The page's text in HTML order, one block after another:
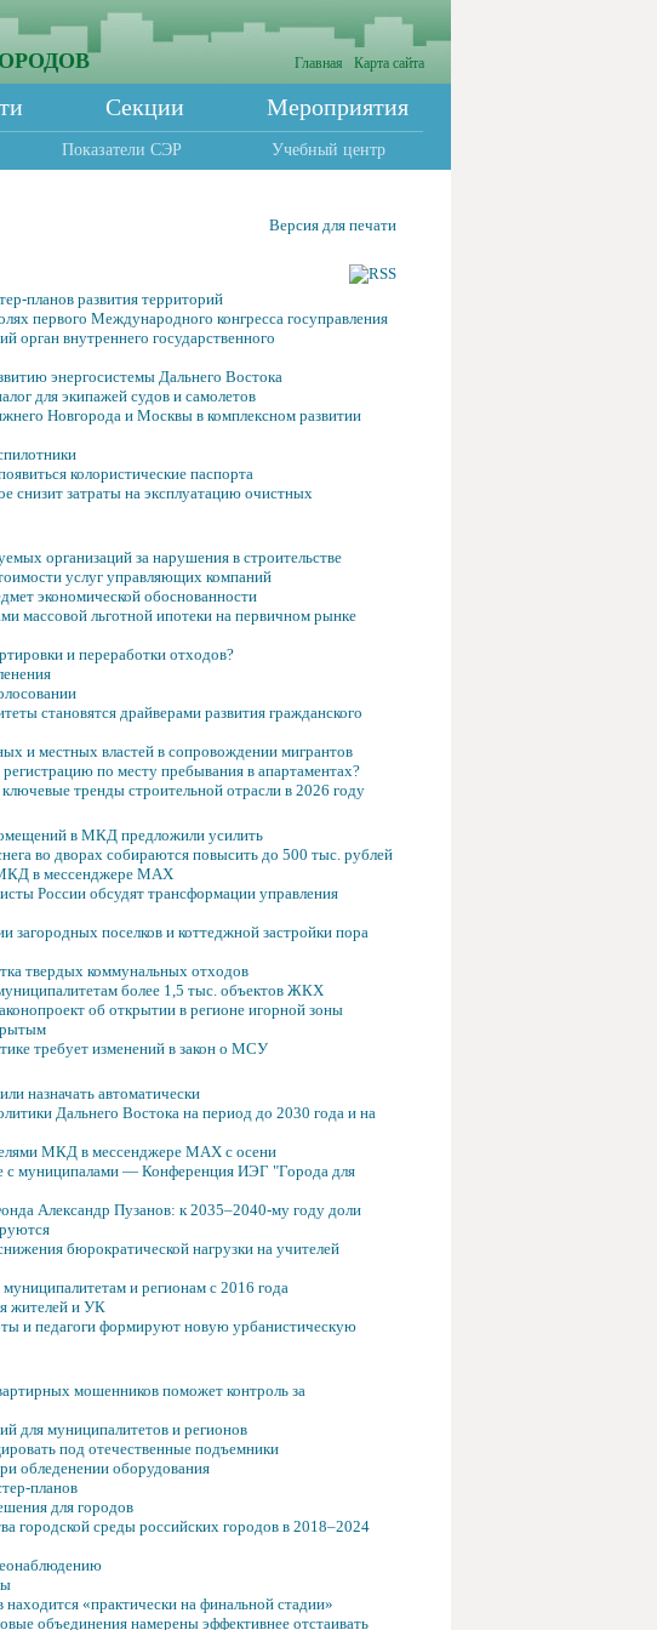
Главная Карта сайта
Секции Мероприятия
Показатели СЭР Учебный центр
Версия для печати
планов развития территорий
первого Международного конгресса госуправления
внутреннего государственного
энергосистемы Дальнего Востока
для экипажей судов и самолетов
Новгорода и Москвы в комплексном развитии
колористические паспорта
снизит затраты на эксплуатацию очистных
организаций за нарушения в строительстве
услуг управляющих компаний
экономической обоснованности
массовой льготной ипотеки на первичном рынке
и переработки отходов?
становятся драйверами развития гражданского
и местных властей в сопровождении мигрантов
по месту пребывания в апартаментах?
тренды строительной отрасли в 2026 году
в МКД предложили усилить
во дворах собираются повысить до 500 тыс. рублей
в мессенджере МАХ
России обсудят трансформации управления
поселков и коттеджной застройки пора
твердых коммунальных отходов
более 1,5 тыс. объектов ЖКХ
об открытии в регионе игорной зоны
требует изменений в закон о МСУ
назначать автоматически
Дальнего Востока на период до 2030 года и на
МКД в мессенджере MAX с осени
с муниципалами — Конференция ИЭГ "Города для
Александр Пузанов: к 2035–2040-му году доли
бюрократической нагрузки на учителей
и регионам с 2016 года
жителей и УК
и педагоги формируют новую урбанистическую
мошенников поможет контроль за
для муниципалитетов и регионов
под отечественные подъемники
обледенении оборудования
планов
для городов
городской среды российских городов в 2018–2024
«практически на финальной стадии»
объединения намерены эффективнее отстаивать